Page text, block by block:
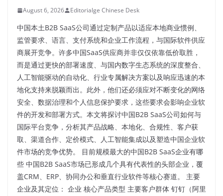
August 6, 2026 Editorialge Chinese Desk
中国本土B2B SaaS公司通过定制产品以适应本地商业惯例、
监管要求、语言、支付系统和企业工作流程，与国际软件供应
商展开竞争。许多中国SaaS供应商并非仅仅依靠低价取胜，
而是通过更快的部署速度、与国内数字生态系统的深度整合、
人工智能驱动的自动化、行业专属解决方案以及响应迅速的本
地化支持来脱颖而出。此外，他们还必须应对不断变化的网络
安全、数据治理和个人信息保护要求，这些要求会影响企业软
件的开发和部署方式。本文将探讨中国B2B SaaS公司如何与
国际平台竞争，分析其产品战略、本地化、合规性、客户获
取、渠道合作、定价模式、人工智能集成以及塑造中国企业软
件市场的竞争优势。 目前规模最大的中国B2B SaaS企业有哪
些 中国B2B SaaS市场已形成几个具有代表性的头部企业，覆
盖CRM、ERP、协同办公和垂直行业软件等核心赛道。 主要
企业及其定位： 企业 核心产品类型 主要客户群体 钉钉（阿里